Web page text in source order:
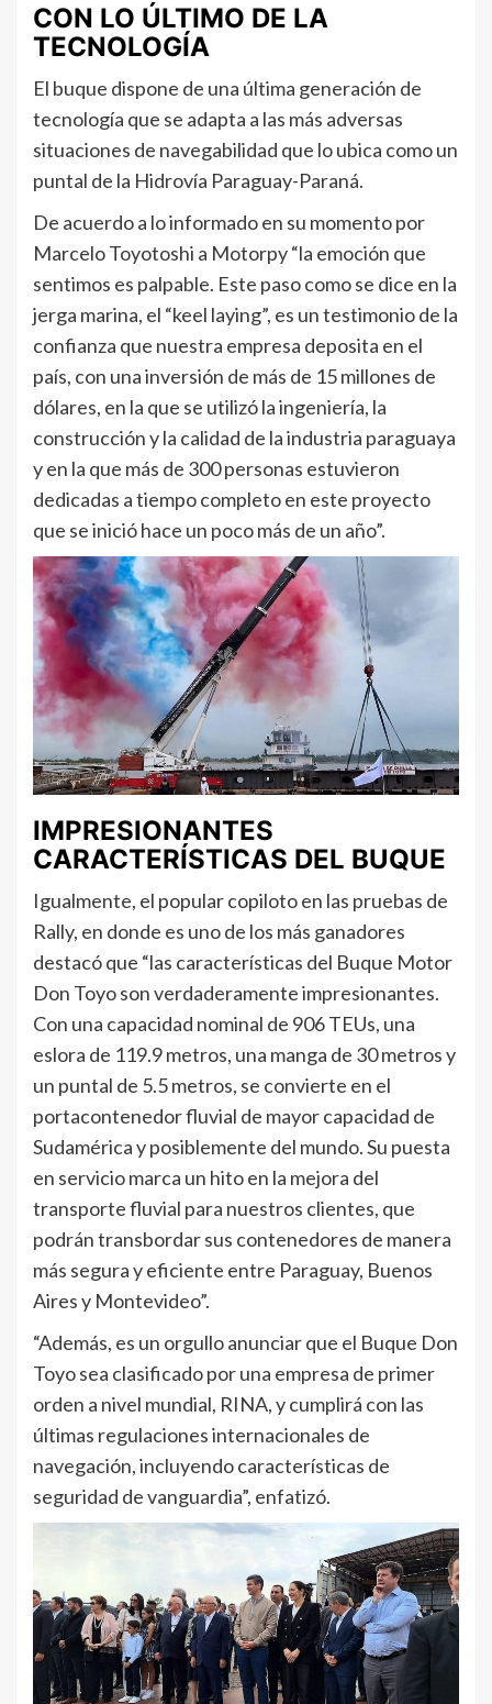
CON LO ÚLTIMO DE LA
TECNOLOGÍA
El buque dispone de una última generación de
tecnología que se adapta a las más adversas
situaciones de navegabilidad que lo ubica como un
puntal de la Hidrovía Paraguay-Paraná.
De acuerdo a lo informado en su momento por
Marcelo Toyotoshi a Motorpy “la emoción que
sentimos es palpable. Este paso como se dice en la
jerga marina, el “keel laying”, es un testimonio de la
confianza que nuestra empresa deposita en el
país, con una inversión de más de 15 millones de
dólares, en la que se utilizó la ingeniería, la
construcción y la calidad de la industria paraguaya
y en la que más de 300 personas estuvieron
dedicadas a tiempo completo en este proyecto
que se inició hace un poco más de un año”.
IMPRESIONANTES
CARACTERÍSTICAS DEL BUQUE
Igualmente, el popular copiloto en las pruebas de
Rally, en donde es uno de los más ganadores
destacó que “las características del Buque Motor
Don Toyo son verdaderamente impresionantes.
Con una capacidad nominal de 906 TEUs, una
eslora de 119.9 metros, una manga de 30 metros y
un puntal de 5.5 metros, se convierte en el
portacontenedor fluvial de mayor capacidad de
Sudamérica y posiblemente del mundo. Su puesta
en servicio marca un hito en la mejora del
transporte fluvial para nuestros clientes, que
podrán transbordar sus contenedores de manera
más segura y eficiente entre Paraguay, Buenos
Aires y Montevideo”.
“Además, es un orgullo anunciar que el Buque Don
Toyo sea clasificado por una empresa de primer
orden a nivel mundial, RINA, y cumplirá con las
últimas regulaciones internacionales de
navegación, incluyendo características de
seguridad de vanguardia”, enfatizó.